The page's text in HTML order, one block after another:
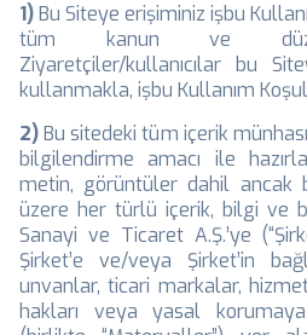
1)Bu Siteye erişiminiz işbu
tüm kanun ve
Ziyaretçiler/kullanıcılar bu
kullanmakla, işbu Kullanım
2)Bu sitedeki tüm içerik
bilgilendirme amacı ile
metin, görüntüler dahil ancak
üzere her türlü içerik, bilgi ve
Sanayi ve Ticaret A.Ş.’ye
Şirket’e ve/veya Şirket’in
unvanlar, ticari markalar,
hakları veya yasal